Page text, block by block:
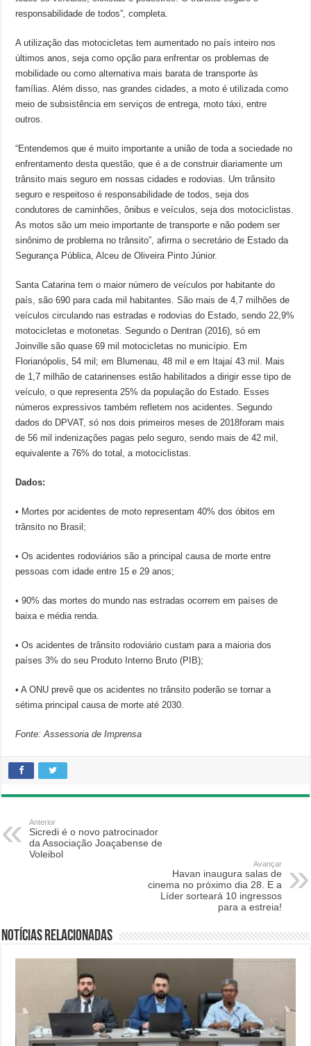
responsabilidade de todos”, completa.
A utilização das motocicletas tem aumentado no país inteiro nos
últimos anos, seja como opção para enfrentar os problemas de
mobilidade ou como alternativa mais barata de transporte às
famílias. Além disso, nas grandes cidades, a moto é utilizada como
meio de subsistência em serviços de entrega, moto táxi, entre
outros.
“Entendemos que é muito importante a união de toda a sociedade no
enfrentamento desta questão, que é a de construir diariamente um
trânsito mais seguro em nossas cidades e rodovias. Um trânsito
seguro e respeitoso é responsabilidade de todos, seja dos
condutores de caminhões, ônibus e veículos, seja dos motociclistas.
As motos são um meio importante de transporte e não podem ser
sinônimo de problema no trânsito”, afirma o secretário de Estado da
Segurança Pública, Alceu de Oliveira Pinto Júnior.
Santa Catarina tem o maior número de veículos por habitante do
país, são 690 para cada mil habitantes. São mais de 4,7 milhões de
veículos circulando nas estradas e rodovias do Estado, sendo 22,9%
motocicletas e motonetas. Segundo o Dentran (2016), só em
Joinville são quase 69 mil motocicletas no município. Em
Florianópolis, 54 mil; em Blumenau, 48 mil e em Itajaí 43 mil. Mais
de 1,7 milhão de catarinenses estão habilitados a dirigir esse tipo de
veículo, o que representa 25% da população do Estado. Esses
números expressivos também refletem nos acidentes. Segundo
dados do DPVAT, só nos dois primeiros meses de 2018foram mais
de 56 mil indenizações pagas pelo seguro, sendo mais de 42 mil,
equivalente a 76% do total, a motociclistas.
Dados:
• Mortes por acidentes de moto representam 40% dos óbitos em
trânsito no Brasil;
• Os acidentes rodoviários são a principal causa de morte entre
pessoas com idade entre 15 e 29 anos;
• 90% das mortes do mundo nas estradas ocorrem em países de
baixa e média renda.
• Os acidentes de trânsito rodoviário custam para a maioria dos
países 3% do seu Produto Interno Bruto (PIB);
• A ONU prevê que os acidentes no trânsito poderão se tornar a
sétima principal causa de morte até 2030.
Fonte: Assessoria de Imprensa
Anterior
Sicredi é o novo patrocinador
da Associação Joaçabense de
Voleibol
Avançar
Havan inaugura salas de
cinema no próximo dia 28. E a
Líder sorteará 10 ingressos
para a estreia!
Notícias relacionadas